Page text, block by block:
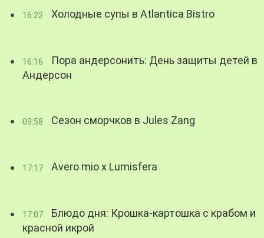
16:22 Холодные супы в Atlantica Bistro
16:16
Пора андерсонить: День защиты детей в
Андерсон
09:58 Сезон сморчков в Jules Zang
17:17 Avero mio x Lumisfera
17:07
Блюдо дня: Крошка-картошка с крабом и
красной икрой